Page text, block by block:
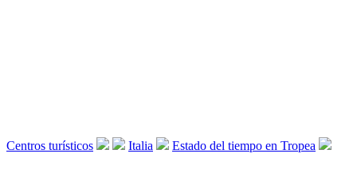
Centros turísticos Italia Estado del tiempo en Tropea